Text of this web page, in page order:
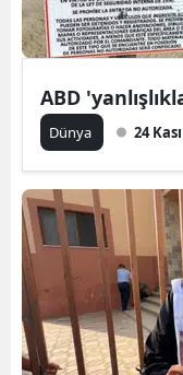
ABD
Dünya 24